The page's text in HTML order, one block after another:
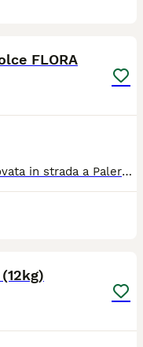
FLORA
Lei è Flora una tenera cagnolina trovata in strada a Palermo, inizialmente era timorosa, non sappiamo il suo passato. Portata in PENSIONE ha socializzato con due dei cagnolini che sono lì, cagnolini anche loro in pensione in attesa di adozione. Si e' rasserenata, ha imparato cosa sono le carezze, ma non puo vivere in box a vita… È giovane, circa 3 anni , pesa 17 kg ed è molto affettuosa … serve una famiglia che possa riempirla d’affetto per farle dimenticare tanto dolore vissuto… NON ESITARE A CHIAMARE SE VUOI DARLE UNA FAMIGLIA Si affida in zona o in tutto il centro nord con iter preaffido. Per info inviare un breve messaggio di presentazione al 3926279483 e sarete ricontattati . NO PERDITEMPO, DOPO TANTO DOLORE MERITA TANTO AMORE TANTE CAREZZE PERCHÉ LA MANO UMANA SERVE SOLO A DONARE AMORE PER QUESTE MERAVIGLIOSE CREATURE.